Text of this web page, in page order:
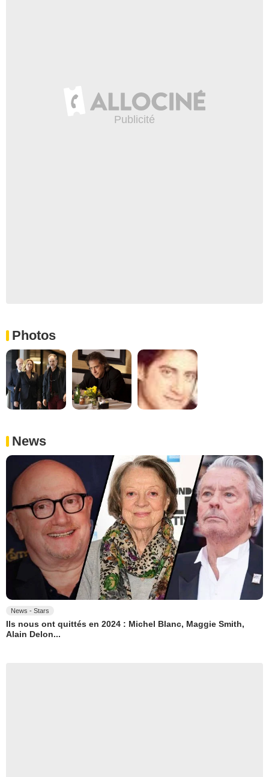
Photos
News
News - Stars
Ils nous ont quittés en 2024 : Michel Blanc, Maggie Smith,
Alain Delon...